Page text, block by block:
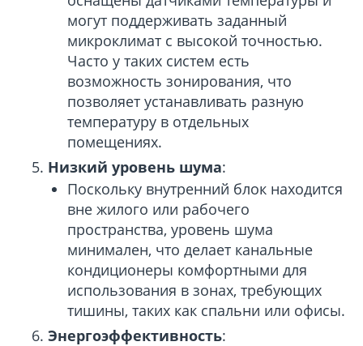
могут поддерживать заданный
микроклимат с высокой точностью.
Часто у таких систем есть
возможность зонирования, что
позволяет устанавливать разную
температуру в отдельных
помещениях.
Низкий уровень шума:
Поскольку внутренний блок находится
вне жилого или рабочего
пространства, уровень шума
минимален, что делает канальные
кондиционеры комфортными для
использования в зонах, требующих
тишины, таких как спальни или офисы.
Энергоэффективность: